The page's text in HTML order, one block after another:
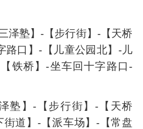
泽塾】-【步行街】-【天桥
路口】-【儿童公园北】-儿
铁桥】-坐车回十字路口-
塾】-【步行街】-【天桥
道】-【派车场】-【常盘